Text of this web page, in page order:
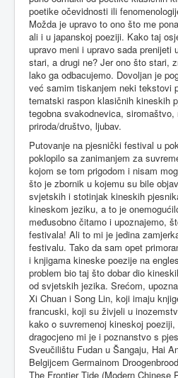
poetike očevidnosti ili
Možda je upravo to ono što me
ali i u japanskoj poeziji. Kako taj
upravo meni i upravo sada prenijeti
stari, a drugi ne? Jer ono što stari,
lako ga odbacujemo. Dovoljan je
već samim tiskanjem neki tekstovi
tematski raspon klasičnih kineskih
tegobna svakodnevica,
priroda/društvo, ljubav.
Putovanje na pjesnički festival u
poklopilo sa zanimanjem za
kojom se tom prigodom i nisam
što je zbornik u kojemu su bile
svjetskih i stotinjak kineskih
kineskom jeziku, a to je
međusobno čitamo i upoznajemo,
festivala! Ali to mi je jedina
festivalu. Tako da sam opet
i knjigama kineske poezije na
problem bio taj što dobar dio
od svjetskih jezika. Srećom,
Xi Chuan i Song Lin, koji imaju
francuski, koji su živjeli u
kako o suvremenoj kineskoj
dragocjeno mi je i poznanstvo s
Sveučilištu Fudan u Šangaju, Hai
Belgijcem Germainom
The Frontier Tide (Modern Chinese